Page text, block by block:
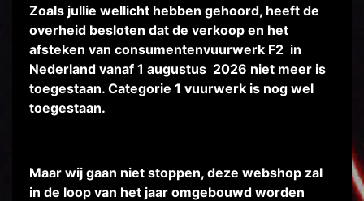
Zoals jullie wellicht hebben gehoord, heeft de
overheid besloten dat de verkoop en het
afsteken van consumentenvuurwerk F2 in
Nederland vanaf 1 augustus 2026 niet meer is
toegestaan. Categorie 1 vuurwerk is nog wel
toegestaan.
Maar wij gaan niet stoppen, deze webshop zal
in de loop van het jaar omgebouwd worden